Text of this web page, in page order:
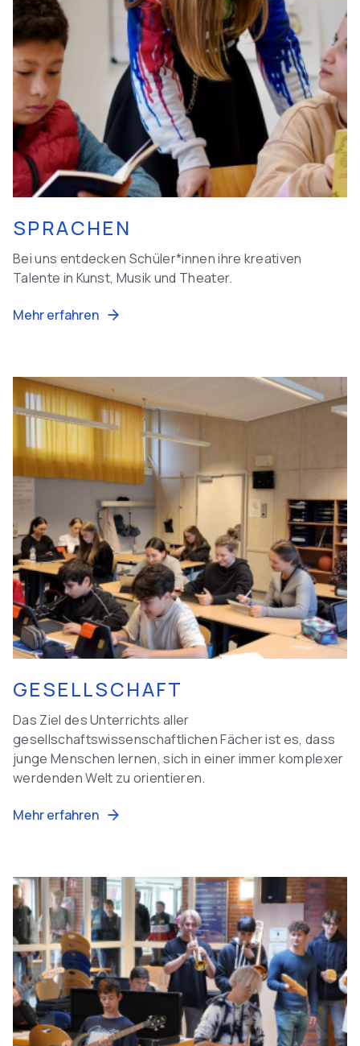
SPRACHEN
Bei uns entdecken Schüler*innen ihre kreativen
Talente in Kunst, Musik und Theater.
Mehr erfahren
GESELLSCHAFT
Das Ziel des Unterrichts aller
gesellschaftswissenschaftlichen Fächer ist es, dass
junge Menschen lernen, sich in einer immer komplexer
werdenden Welt zu orientieren.
Mehr erfahren